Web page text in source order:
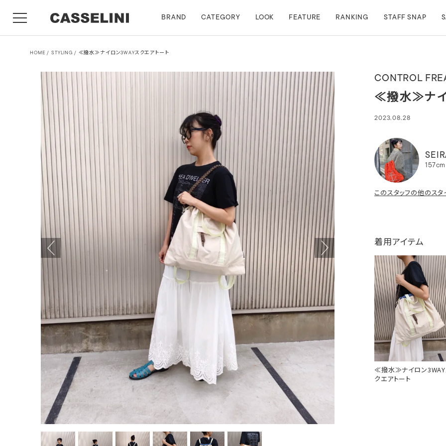
BRAND CATEGORY LOOK FEATURE RANKING STAFF SNAP
HOME STYLING ≪撥水≫ナイロン3WAYスクエアトート
CONTROL
≪撥水≫ナイ
2023.08.28
157cm
このスタッフの他のス
着用アイテム
≪撥水≫ナイロン
クエアトート